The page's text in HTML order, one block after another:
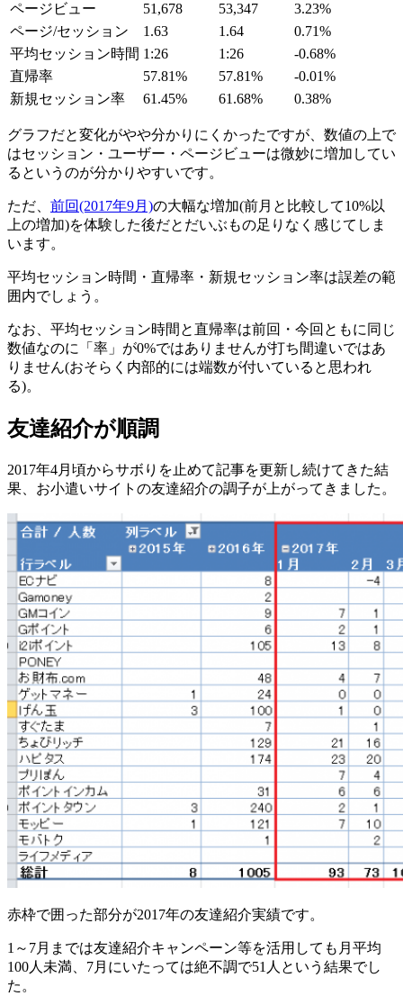
ページビュー
51,678 53,347
3.23%
ページ/セッション
1.63 1.64
0.71%
平均セッション時間 1:26 1:26
-0.68%
直帰率
57.81% 57.81%
-0.01%
新規セッション率
61.45% 61.68% 0.38%
グラフだと変化がやや分かりにくかったですが、数値の上で
はセッション・ユーザー・ページビューは微妙に増加してい
るというのが分かりやすいです。
ただ、 前回(2017年9月)の大幅な増加(前月と比較して10%以
上の増加)を体験した後だとだいぶもの足りなく感じてしま
います。
平均セッション時間・直帰率・新規セッション率は誤差の範
囲内でしょう。
なお、平均セッション時間と直帰率は前回・今回ともに同じ
数値なのに「率」が0%ではありませんが打ち間違いではあ
りません(おそらく内部的には端数が付いていると思われ
る)。
友達紹介が順調
2017年4月頃からサボりを止めて記事を更新し続けてきた結
果、お小遣いサイトの友達紹介の調子が上がってきました。
赤枠で囲った部分が2017年の友達紹介実績です。
1～7月までは友達紹介キャンペーン等を活用しても月平均
100人未満、7月にいたっては絶不調で51人という結果でし
た。